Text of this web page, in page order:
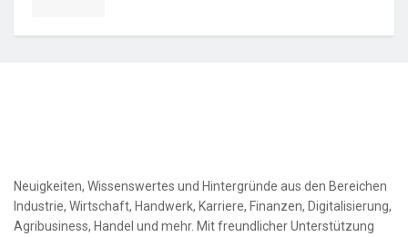
Neuigkeiten, Wissenswertes und Hintergründe aus den Bereichen
Industrie, Wirtschaft, Handwerk, Karriere, Finanzen, Digitalisierung,
Agribusiness, Handel und mehr. Mit freundlicher Unterstützung